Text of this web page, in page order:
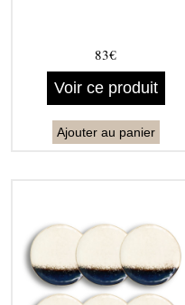
83€
Voir ce produit
Ajouter au panier